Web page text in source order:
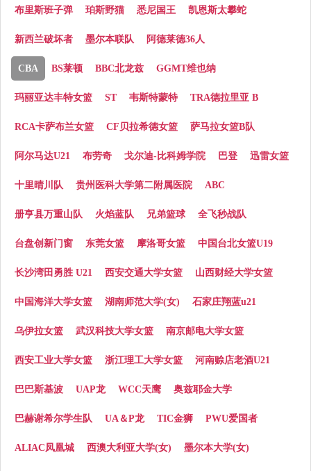
布里斯班子弹 珀斯野猫 悉尼国王 凯恩斯太攀蛇
新西兰破坏者 墨尔本联队 阿德莱德36人
CBA BS莱顿 BBC北龙兹 GGMT维也纳
玛丽亚达丰特女篮 ST 韦斯特蒙特 TRA德拉里亚 B
RCA卡萨布兰女篮 CF贝拉希德女篮 萨马拉女篮B队
阿尔马达U21 布劳奇 戈尔迪-比科姆学院 巴登 迅雷女篮
十里晴川队 贵州医科大学第二附属医院 ABC
册亨县万重山队 火焰蓝队 兄弟篮球 全飞秒战队
台盘创新门窗 东莞女篮 摩洛哥女篮 中国台北女篮U19
长沙湾田勇胜 U21 西安交通大学女篮 山西财经大学女篮
中国海洋大学女篮 湖南师范大学(女) 石家庄翔蓝u21
乌伊拉女篮 武汉科技大学女篮 南京邮电大学女篮
西安工业大学女篮 浙江理工大学女篮 河南赊店老酒U21
巴巴斯基波 UAP龙 WCC天鹰 奥兹耶金大学
巴赫谢希尔学生队 UA＆P龙 TIC金狮 PWU爱国者
ALIAC凤凰城 西澳大利亚大学(女) 墨尔本大学(女)